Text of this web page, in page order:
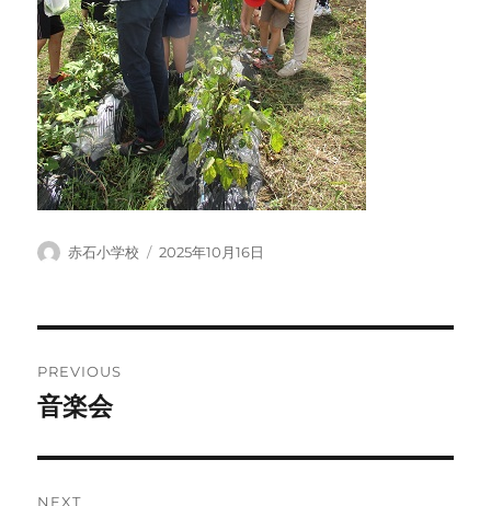
Author
赤石小学校
Posted
2025年10月16日
稿
ビ
PREVIOUS
Previous
音楽会
NEXT